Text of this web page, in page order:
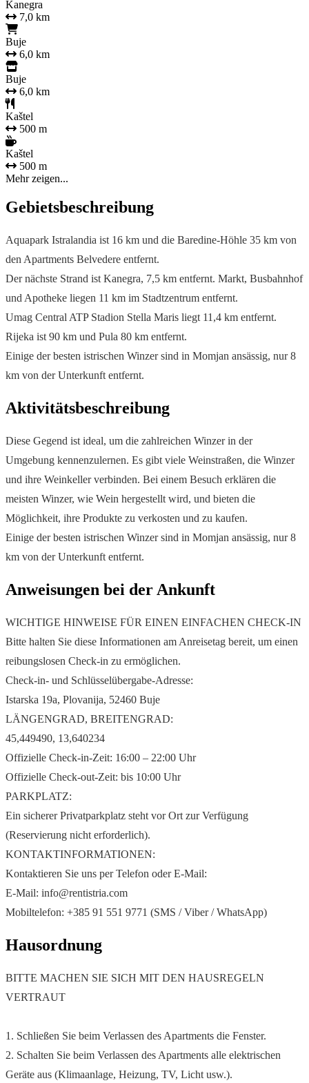
Kanegra
7,0 km
Buje
6,0 km
Buje
6,0 km
Kaštel
500 m
Kaštel
500 m
Mehr zeigen...
Gebietsbeschreibung
Aquapark Istralandia ist 16 km und die Baredine-Höhle 35 km von
den Apartments Belvedere entfernt.
Der nächste Strand ist Kanegra, 7,5 km entfernt. Markt, Busbahnhof
und Apotheke liegen 11 km im Stadtzentrum entfernt.
Umag Central ATP Stadion Stella Maris liegt 11,4 km entfernt.
Rijeka ist 90 km und Pula 80 km entfernt.
Einige der besten istrischen Winzer sind in Momjan ansässig, nur 8
km von der Unterkunft entfernt.
Aktivitätsbeschreibung
Diese Gegend ist ideal, um die zahlreichen Winzer in der
Umgebung kennenzulernen. Es gibt viele Weinstraßen, die Winzer
und ihre Weinkeller verbinden. Bei einem Besuch erklären die
meisten Winzer, wie Wein hergestellt wird, und bieten die
Möglichkeit, ihre Produkte zu verkosten und zu kaufen.
Einige der besten istrischen Winzer sind in Momjan ansässig, nur 8
km von der Unterkunft entfernt.
Anweisungen bei der Ankunft
WICHTIGE HINWEISE FÜR EINEN EINFACHEN CHECK-IN
Bitte halten Sie diese Informationen am Anreisetag bereit, um einen
reibungslosen Check-in zu ermöglichen.
Check-in- und Schlüsselübergabe-Adresse:
Istarska 19a, Plovanija, 52460 Buje
LÄNGENGRAD, BREITENGRAD:
45,449490, 13,640234
Offizielle Check-in-Zeit: 16:00 – 22:00 Uhr
Offizielle Check-out-Zeit: bis 10:00 Uhr
PARKPLATZ:
Ein sicherer Privatparkplatz steht vor Ort zur Verfügung
(Reservierung nicht erforderlich).
KONTAKTINFORMATIONEN:
Kontaktieren Sie uns per Telefon oder E-Mail:
E-Mail: info@rentistria.com
Mobiltelefon: +385 91 551 9771 (SMS / Viber / WhatsApp)
Hausordnung
BITTE MACHEN SIE SICH MIT DEN HAUSREGELN
VERTRAUT
1. Schließen Sie beim Verlassen des Apartments die Fenster.
2. Schalten Sie beim Verlassen des Apartments alle elektrischen
Geräte aus (Klimaanlage, Heizung, TV, Licht usw.).